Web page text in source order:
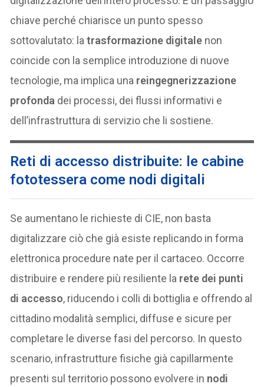
chiave perché chiarisce un punto spesso
sottovalutato: latrasformazione digitale non
coincide con la semplice introduzione di nuove
tecnologie, ma implica una reingegnerizzazione
profonda dei processi, dei flussi informativi e
dell’infrastruttura di servizio che li sostiene.
Reti di accesso distribuite: le cabine
fototessera come nodi digitali
Se aumentano le richieste di CIE, non basta
digitalizzare ciò che già esiste replicando in forma
elettronica procedure nate per il cartaceo. Occorre
distribuire e rendere più resiliente la rete dei punti
di accesso, riducendo i colli di bottiglia e offrendo al
cittadino modalità semplici, diffuse e sicure per
completare le diverse fasi del percorso. In questo
scenario, infrastrutture fisiche già capillarmente
presenti sul territorio possono evolvere in nodi